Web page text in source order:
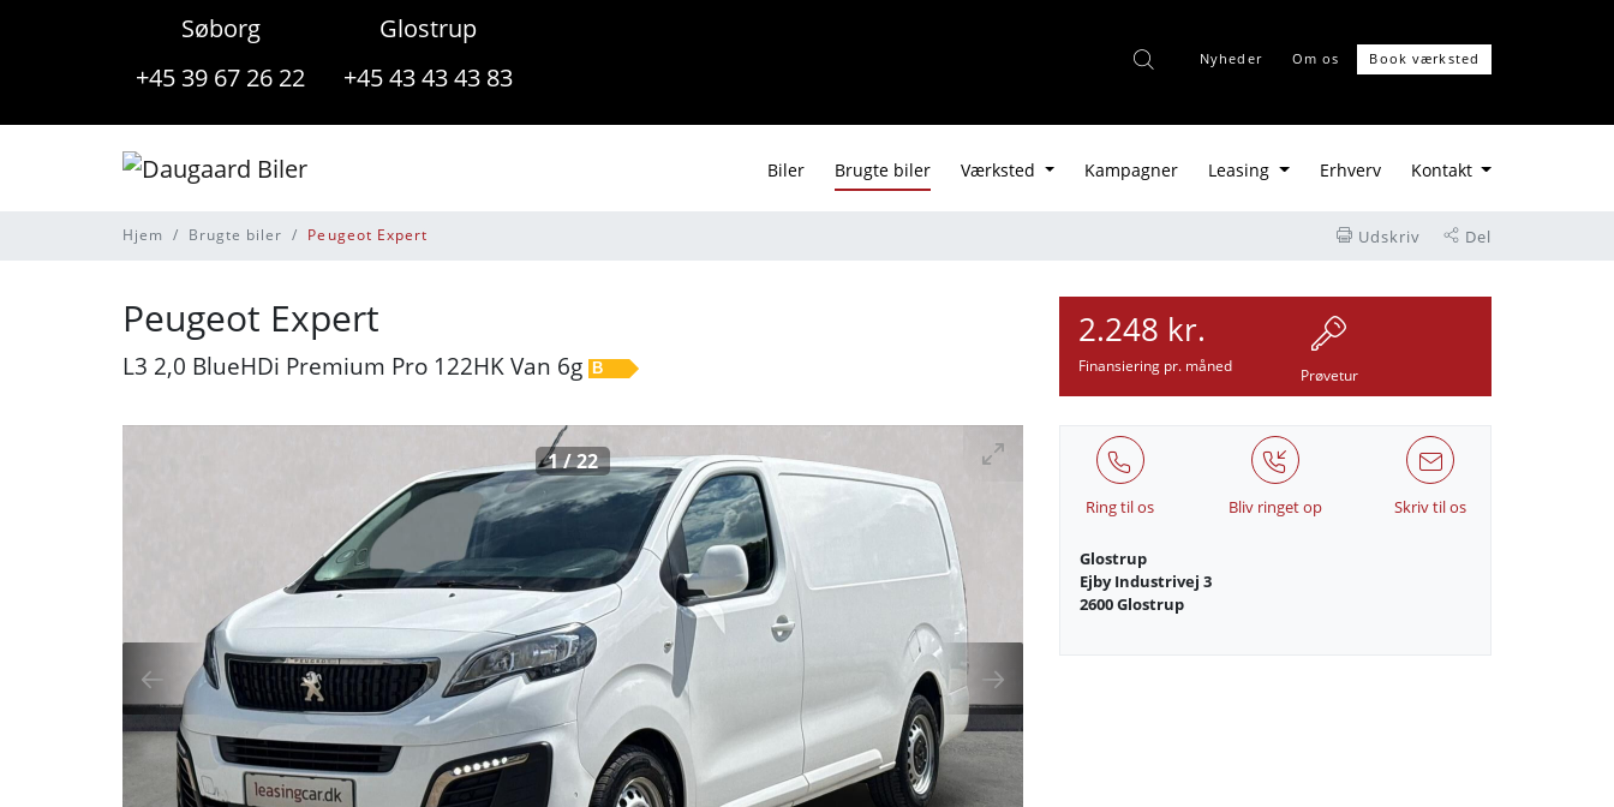
Søborg
+45 39 67 26 22
Glostrup
+45 43 43 43 83
Nyheder Om os Book værksted
Biler Brugte biler Værksted Kampagner Leasing Erhverv Kontakt
Hjem Brugte biler Peugeot Expert Udskriv Del
Peugeot Expert
L3 2,0 BlueHDi Premium Pro 122HK Van 6g B
2.248 kr.
Finansiering pr. måned
Prøvetur
1/22
Ring til os Bliv ringet op Skriv til os
Glostrup
Ejby Industrivej 3
2600 Glostrup